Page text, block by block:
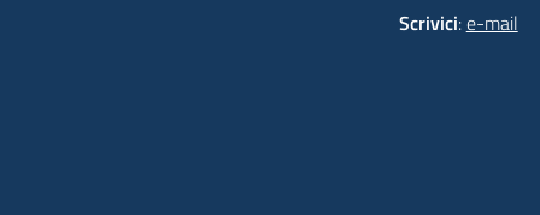
Scrivici:e-mail